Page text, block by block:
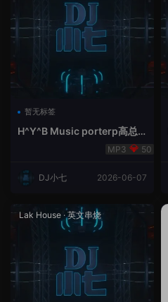
暂无标签
H^Y^B Music porterp高总
聆听 全英文Vina Lak House50
DJ小七 2026-06-07
Lak House ·英文串烧